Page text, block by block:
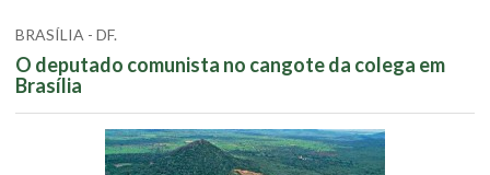
BRASÍLIA - DF.
O deputado comunista no cangote da colega em
Brasília